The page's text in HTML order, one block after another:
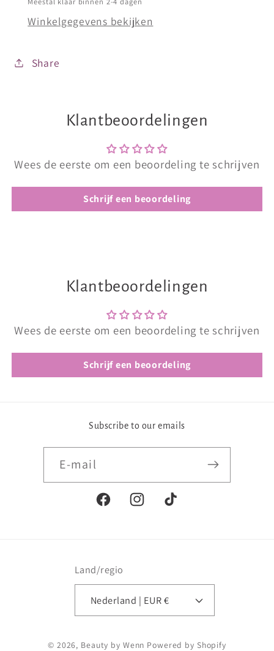
Winkelgegevens bekijken
Share
Klantbeoordelingen
Wees de eerste om een beoordeling te schrijven
Schrijf een beoordeling
Klantbeoordelingen
Wees de eerste om een beoordeling te schrijven
Schrijf een beoordeling
Subscribe to our emails
E‑mail
FacebookInstagramTikTok
Land/regio
Nederland | EUR €
© 2026, Beauty by Wenn Powered by Shopify